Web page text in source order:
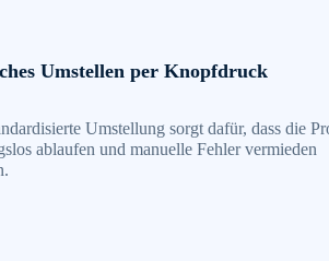
Umstellen per Knopfdruck
Umstellung sorgt dafür, dass die
ablaufen und manuelle Fehler vermieden